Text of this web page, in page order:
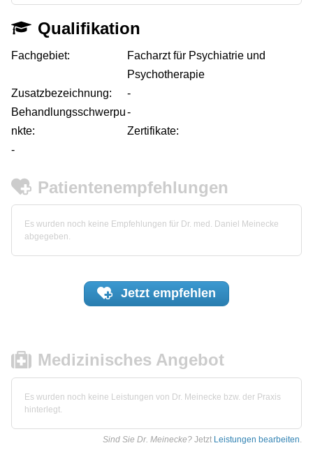
Qualifikation
Fachgebiet:
Facharzt für Psychiatrie und
Psychotherapie
Zusatzbezeichnung:
-
Behandlungsschwerpu
nkte:
-
Zertifikate:
-
Patientenempfehlungen
Es wurden noch keine Empfehlungen für Dr. med. Daniel Meinecke
abgegeben.
Jetzt empfehlen
Medizinisches Angebot
Es wurden noch keine Leistungen von Dr. Meinecke bzw. der Praxis
hinterlegt.
Sind Sie Dr. Meinecke? Jetzt Leistungen bearbeiten.